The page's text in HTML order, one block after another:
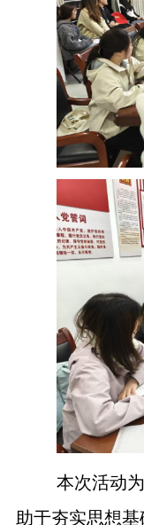
本次活动
助于夯实思想